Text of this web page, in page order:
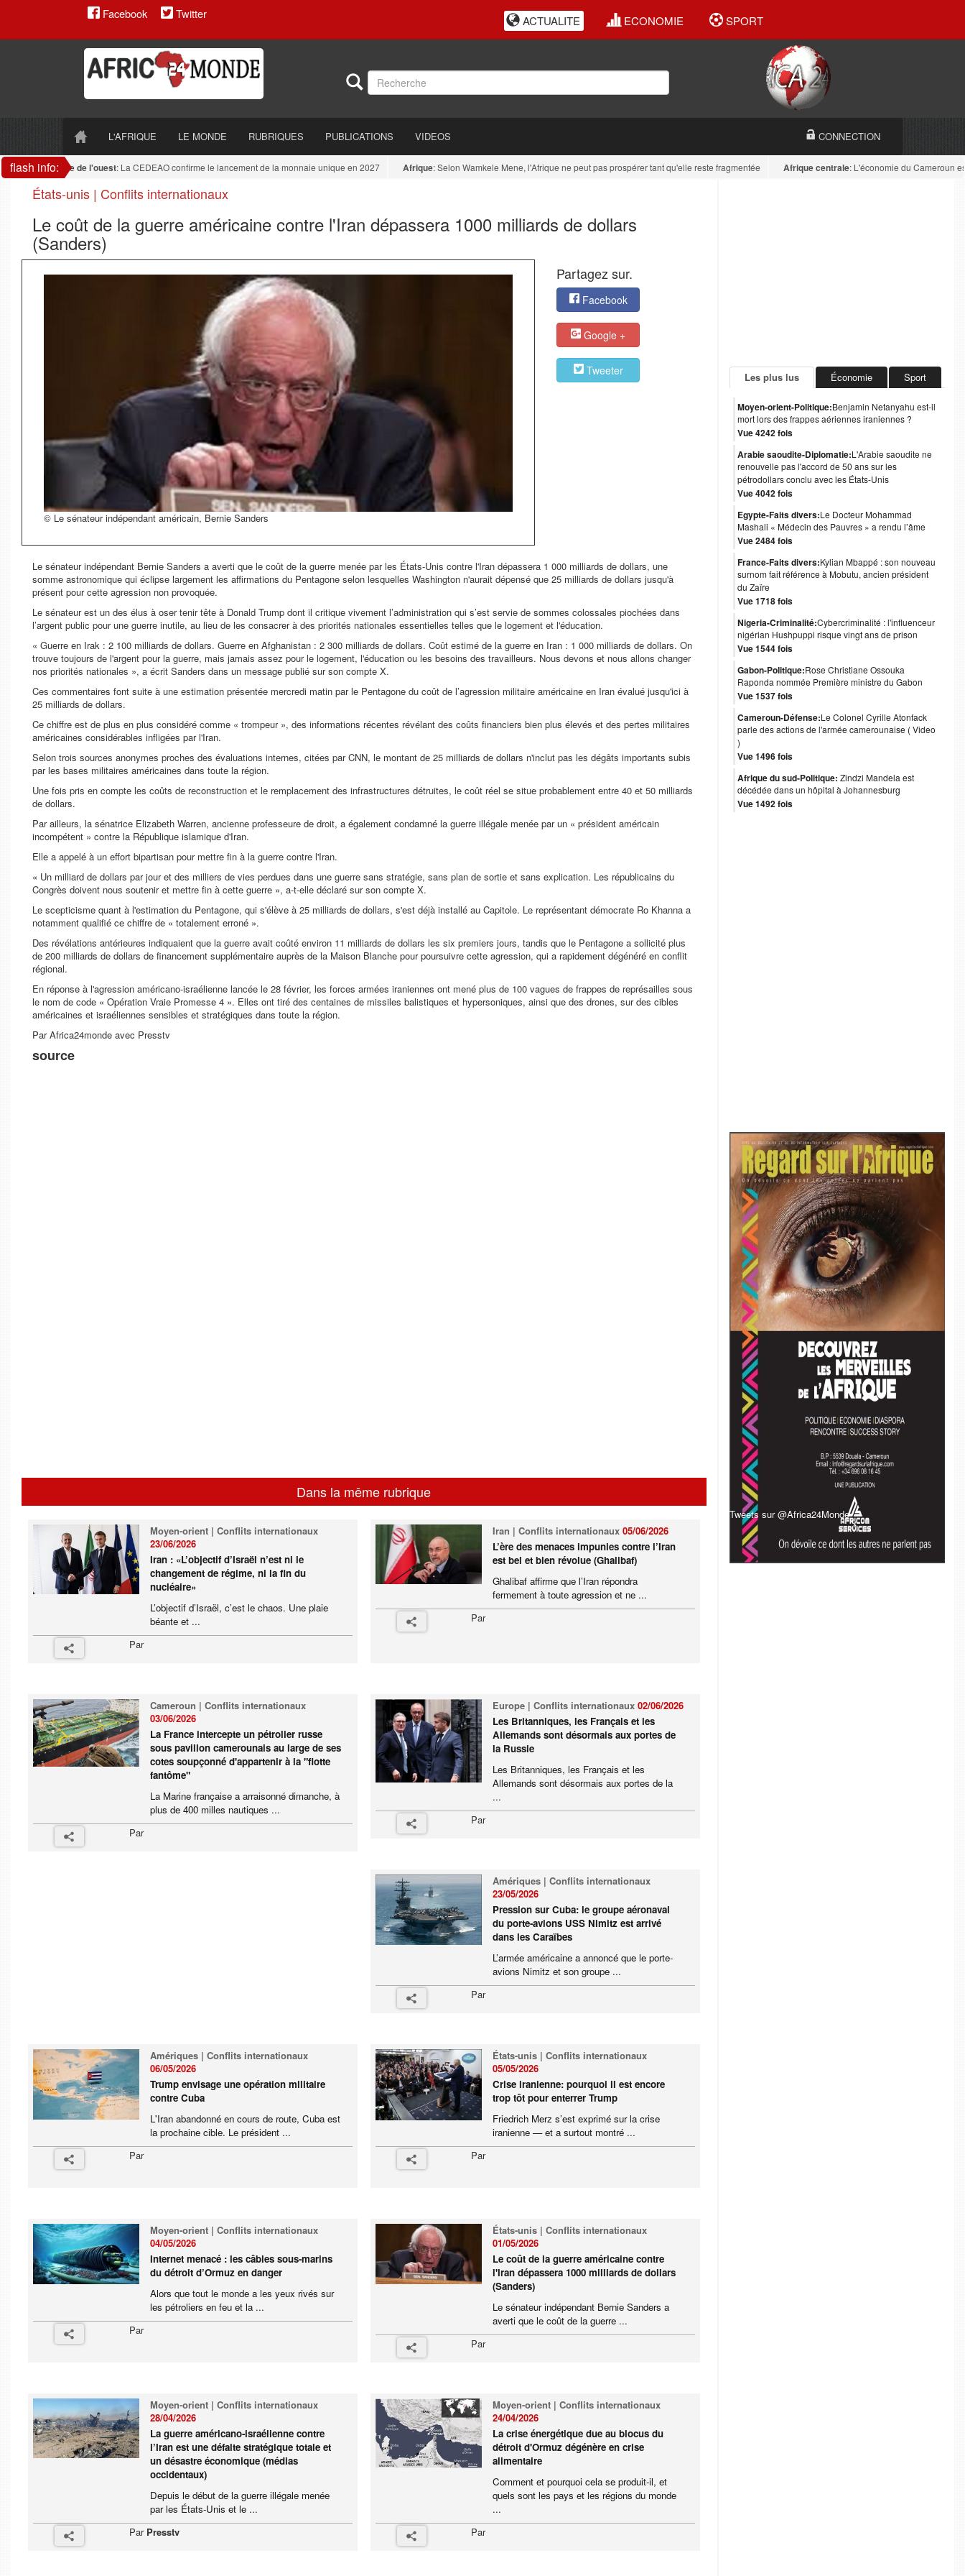
Facebook Twitter ACTUALITE ECONOMIE SPORT
L'AFRIQUE LE MONDE RUBRIQUES PUBLICATIONS VIDEOS CONNECTION
flash info:
Afrique de l'ouest: La CEDEAO confirme le lancement de la monnaie unique en 2027 Afrique: Selon Wamkele Mene, l'Afrique ne peut pas prospérer tant qu'elle reste fragmentée Afrique centrale: L'économie du Cameroun est
États-unis | Conflits internationaux
Le coût de la guerre américaine contre l'Iran dépassera 1000 milliards de dollars
(Sanders)
© Le sénateur indépendant américain, Bernie Sanders
Partagez sur.
Facebook
Google +
Tweeter
Le sénateur indépendant Bernie Sanders a averti que le coût de la guerre menée par les États-Unis contre l'Iran dépassera 1 000 milliards de dollars, une
somme astronomique qui éclipse largement les affirmations du Pentagone selon lesquelles Washington n'aurait dépensé que 25 milliards de dollars jusqu'à
présent pour cette agression non provoquée.
Le sénateur est un des élus à oser tenir tête à Donald Trump dont il critique vivement l’administration qui s’est servie de sommes colossales piochées dans
l’argent public pour une guerre inutile, au lieu de les consacrer à des priorités nationales essentielles telles que le logement et l'éducation.
« Guerre en Irak : 2 100 milliards de dollars. Guerre en Afghanistan : 2 300 milliards de dollars. Coût estimé de la guerre en Iran : 1 000 milliards de dollars. On
trouve toujours de l'argent pour la guerre, mais jamais assez pour le logement, l'éducation ou les besoins des travailleurs. Nous devons et nous allons changer
nos priorités nationales », a écrit Sanders dans un message publié sur son compte X.
Ces commentaires font suite à une estimation présentée mercredi matin par le Pentagone du coût de l’agression militaire américaine en Iran évalué jusqu'ici à
25 milliards de dollars.
Ce chiffre est de plus en plus considéré comme « trompeur », des informations récentes révélant des coûts financiers bien plus élevés et des pertes militaires
américaines considérables infligées par l'Iran.
Selon trois sources anonymes proches des évaluations internes, citées par CNN, le montant de 25 milliards de dollars n'inclut pas les dégâts importants subis
par les bases militaires américaines dans toute la région.
Une fois pris en compte les coûts de reconstruction et le remplacement des infrastructures détruites, le coût réel se situe probablement entre 40 et 50 milliards
de dollars.
Par ailleurs, la sénatrice Elizabeth Warren, ancienne professeure de droit, a également condamné la guerre illégale menée par un « président américain
incompétent » contre la République islamique d'Iran.
Elle a appelé à un effort bipartisan pour mettre fin à la guerre contre l'Iran.
« Un milliard de dollars par jour et des milliers de vies perdues dans une guerre sans stratégie, sans plan de sortie et sans explication. Les républicains du
Congrès doivent nous soutenir et mettre fin à cette guerre », a-t-elle déclaré sur son compte X.
Le scepticisme quant à l'estimation du Pentagone, qui s'élève à 25 milliards de dollars, s'est déjà installé au Capitole. Le représentant démocrate Ro Khanna a
notamment qualifié ce chiffre de « totalement erroné ».
Des révélations antérieures indiquaient que la guerre avait coûté environ 11 milliards de dollars les six premiers jours, tandis que le Pentagone a sollicité plus
de 200 milliards de dollars de financement supplémentaire auprès de la Maison Blanche pour poursuivre cette agression, qui a rapidement dégénéré en conflit
régional.
En réponse à l'agression américano-israélienne lancée le 28 février, les forces armées iraniennes ont mené plus de 100 vagues de frappes de représailles sous
le nom de code « Opération Vraie Promesse 4 ». Elles ont tiré des centaines de missiles balistiques et hypersoniques, ainsi que des drones, sur des cibles
américaines et israéliennes sensibles et stratégiques dans toute la région.
Par Africa24monde avec Presstv
source
Dans la même rubrique
Moyen-orient | Conflits internationaux
23/06/2026
Iran : «L’objectif d’Israël n’est ni le
changement de régime, ni la fin du
nucléaire»
L’objectif d’Israël, c’est le chaos. Une plaie
béante et ...
Par
Iran | Conflits internationaux 05/06/2026
L’ère des menaces impunies contre l’Iran
est bel et bien révolue (Ghalibaf)
Ghalibaf affirme que l’Iran répondra
fermement à toute agression et ne ...
Par
Cameroun | Conflits internationaux
03/06/2026
La France intercepte un pétrolier russe
sous pavillon camerounais au large de ses
cotes soupçonné d'appartenir à la "flotte
fantôme"
La Marine française a arraisonné dimanche, à
plus de 400 milles nautiques ...
Par
Europe | Conflits internationaux 02/06/2026
Les Britanniques, les Français et les
Allemands sont désormais aux portes de
la Russie
Les Britanniques, les Français et les
Allemands sont désormais aux portes de la
...
Par
Amériques | Conflits internationaux
23/05/2026
Pression sur Cuba: le groupe aéronaval
du porte-avions USS Nimitz est arrivé
dans les Caraïbes
L’armée américaine a annoncé que le porte-
avions Nimitz et son groupe ...
Par
Amériques | Conflits internationaux
06/05/2026
Trump envisage une opération militaire
contre Cuba
L'Iran abandonné en cours de route, Cuba est
la prochaine cible. Le président ...
Par
États-unis | Conflits internationaux
05/05/2026
Crise iranienne: pourquoi il est encore
trop tôt pour enterrer Trump
Friedrich Merz s’est exprimé sur la crise
iranienne — et a surtout montré ...
Par
Moyen-orient | Conflits internationaux
04/05/2026
Internet menacé : les câbles sous-marins
du détroit d’Ormuz en danger
Alors que tout le monde a les yeux rivés sur
les pétroliers en feu et la ...
Par
États-unis | Conflits internationaux
01/05/2026
Le coût de la guerre américaine contre
l'Iran dépassera 1000 milliards de dollars
(Sanders)
Le sénateur indépendant Bernie Sanders a
averti que le coût de la guerre ...
Par
Moyen-orient | Conflits internationaux
28/04/2026
La guerre américano-israélienne contre
l’Iran est une défaite stratégique totale et
un désastre économique (médias
occidentaux)
Depuis le début de la guerre illégale menée
par les États-Unis et le ...
Par Presstv
Moyen-orient | Conflits internationaux
24/04/2026
La crise énergétique due au blocus du
détroit d'Ormuz dégénère en crise
alimentaire
Comment et pourquoi cela se produit-il, et
quels sont les pays et les régions du monde
...
Par
Les plus lus Économie Sport
Moyen-orient-Politique:Benjamin Netanyahu est-il
mort lors des frappes aériennes iraniennes ?
Vue 4242 fois
Arabie saoudite-Diplomatie:L'Arabie saoudite ne
renouvelle pas l'accord de 50 ans sur les
pétrodollars conclu avec les États-Unis
Vue 4042 fois
Egypte-Faits divers:Le Docteur Mohammad
Mashali « Médecin des Pauvres » a rendu l’âme
Vue 2484 fois
France-Faits divers:Kylian Mbappé : son nouveau
surnom fait référence à Mobutu, ancien président
du Zaïre
Vue 1718 fois
Nigeria-Criminalité:Cybercriminalité : l'influenceur
nigérian Hushpuppi risque vingt ans de prison
Vue 1544 fois
Gabon-Politique:Rose Christiane Ossouka
Raponda nommée Première ministre du Gabon
Vue 1537 fois
Cameroun-Défense:Le Colonel Cyrille Atonfack
parle des actions de l'armée camerounaise ( Video
)
Vue 1496 fois
Afrique du sud-Politique: Zindzi Mandela est
décédée dans un hôpital à Johannesburg
Vue 1492 fois
Tweets sur @Africa24Monde